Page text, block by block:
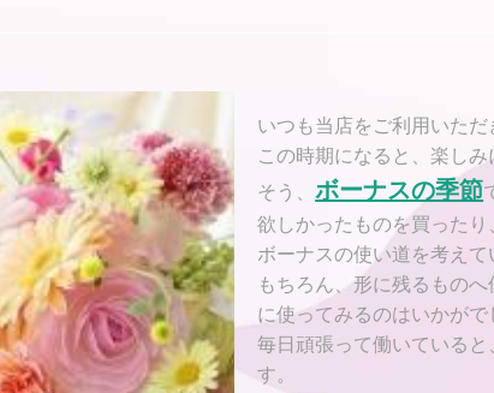
いつも当店をご利用いた
この時期になると、楽し
そう、ボーナスの季節
欲しかったものを買った
ボーナスの使い道を考え
もちろん、形に残るもの
に使ってみるのはいかがで
毎日頑張って働いている
す。